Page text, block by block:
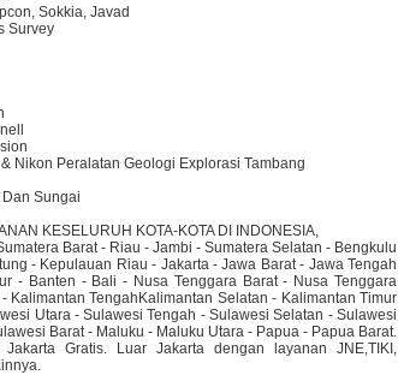
Sokkia, Javad
Survey
Nikon Peralatan Geologi Explorasi Tambang
Sungai
KESELURUH KOTA-KOTA DI INDONESIA,
Barat - Riau - Jambi - Sumatera Selatan - Bengkulu
- Kepulauan Riau - Jakarta - Jawa Barat - Jawa Tengah
- Banten - Bali - Nusa Tenggara Barat - Nusa Tenggara
Kalimantan TengahKalimantan Selatan - Kalimantan Timur
Utara - Sulawesi Tengah - Sulawesi Selatan - Sulawesi
Barat - Maluku - Maluku Utara - Papua - Papua Barat.
Gratis. Luar Jakarta dengan layanan JNE,TIKI,